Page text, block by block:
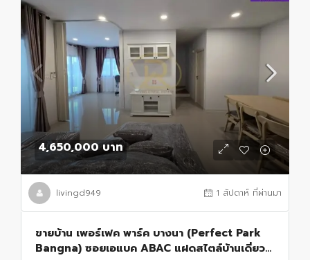
4,650,000 บาท
livingd949 1 สัปดาห์ ที่ผ่านมา
ขายบ้าน เพอร์เฟค พาร์ค บางนา (Perfect Park
Bangna) ซอยเอแบค ABAC แฝดสไตล์บ้านเดี่ยว